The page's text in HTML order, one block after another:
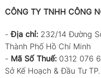
CÔNG TY TNHH CÔNG
-Địa chỉ: 232/14 Đường
Thành Phố Hồ Chí Minh
- Mã Số Thuế: 0312 076
Sở Kế Hoạch & Đầu Tư